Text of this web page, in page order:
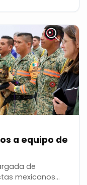
a equipo de
de
mexicanos